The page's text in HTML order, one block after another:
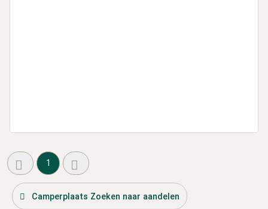
1
Camperplaats Zoeken naar aandelen